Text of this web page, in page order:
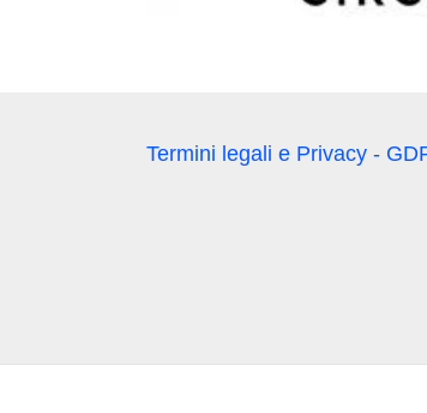
Termini legali e Privacy -